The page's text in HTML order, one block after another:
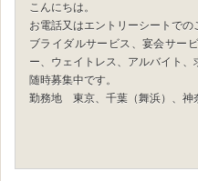
こんにちは。
お電話又はエントリーシートでの
ブライダルサービス、宴会サー
ー、ウェイトレス、アルバイト、
随時募集中です。
勤務地 東京、千葉（舞浜）、神